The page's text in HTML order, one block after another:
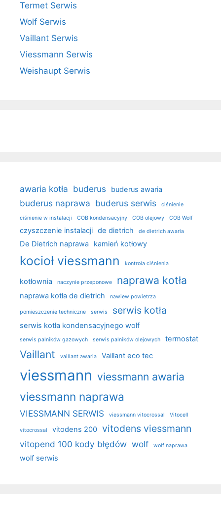
Termet Serwis
Wolf Serwis
Vaillant Serwis
Viessmann Serwis
Weishaupt Serwis
awaria kotła buderus buderus awaria
buderus naprawa buderus serwis ciśnienie
ciśnienie w instalacji COB kondensacyjny COB olejowy COB Wolf
czyszczenie instalacji de dietrich de dietrich awaria
De Dietrich naprawa kamień kotłowy
kocioł viessmann kontrola ciśnienia
kotłownia naczynie przeponowe naprawa kotła
naprawa kotła de dietrich nawiew powietrza
pomieszczenie techniczne serwis serwis kotła
serwis kotła kondensacyjnego wolf
serwis palników gazowych serwis palników olejowych termostat
Vaillant vaillant awaria Vaillant eco tec
viessmann viessmann awaria
viessmann naprawa
VIESSMANN SERWIS viessmann vitocrossal Vitocell
vitocrossal vitodens 200 vitodens viessmann
vitopend 100 kody błędów wolf wolf naprawa
wolf serwis